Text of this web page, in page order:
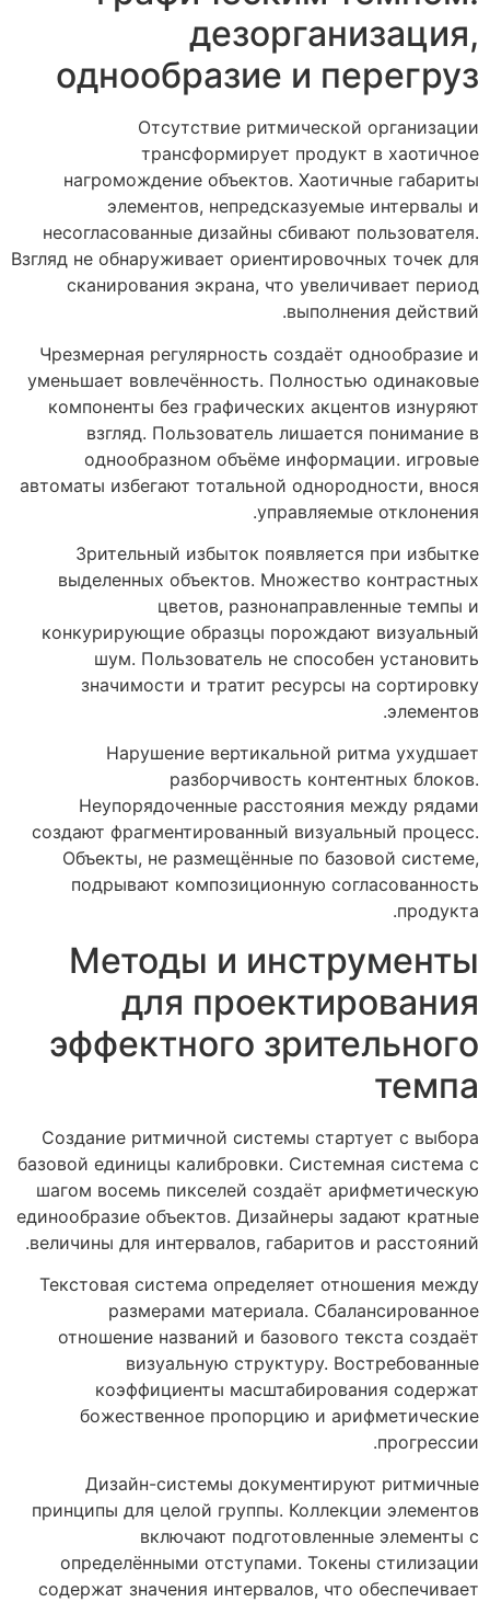
дезорганизация,
однообразие и перегруз
Отсутствие ритмической организации
трансформирует продукт в хаотичное
нагромождение объектов. Хаотичные габариты
элементов, непредсказуемые интервалы и
несогласованные дизайны сбивают пользователя.
Взгляд не обнаруживает ориентировочных точек для
сканирования экрана, что увеличивает период
выполнения действий.
Чрезмерная регулярность создаёт однообразие и
уменьшает вовлечённость. Полностью одинаковые
компоненты без графических акцентов изнуряют
взгляд. Пользователь лишается понимание в
однообразном объёме информации. игровые
автоматы избегают тотальной однородности, внося
управляемые отклонения.
Зрительный избыток появляется при избытке
выделенных объектов. Множество контрастных
цветов, разнонаправленные темпы и
конкурирующие образцы порождают визуальный
шум. Пользователь не способен установить
значимости и тратит ресурсы на сортировку
элементов.
Нарушение вертикальной ритма ухудшает
разборчивость контентных блоков.
Неупорядоченные расстояния между рядами
создают фрагментированный визуальный процесс.
Объекты, не размещённые по базовой системе,
подрывают композиционную согласованность
продукта.
Методы и инструменты
для проектирования
эффектного зрительного
темпа
Создание ритмичной системы стартует с выбора
базовой единицы калибровки. Системная система с
шагом восемь пикселей создаёт арифметическую
единообразие объектов. Дизайнеры задают кратные
величины для интервалов, габаритов и расстояний.
Текстовая система определяет отношения между
размерами материала. Сбалансированное
отношение названий и базового текста создаёт
визуальную структуру. Востребованные
коэффициенты масштабирования содержат
божественное пропорцию и арифметические
прогрессии.
Дизайн-системы документируют ритмичные
принципы для целой группы. Коллекции элементов
включают подготовленные элементы с
определёнными отступами. Токены стилизации
содержат значения интервалов, что обеспечивает